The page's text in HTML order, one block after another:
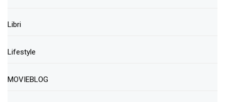
Libri
Lifestyle
MOVIEBLOG